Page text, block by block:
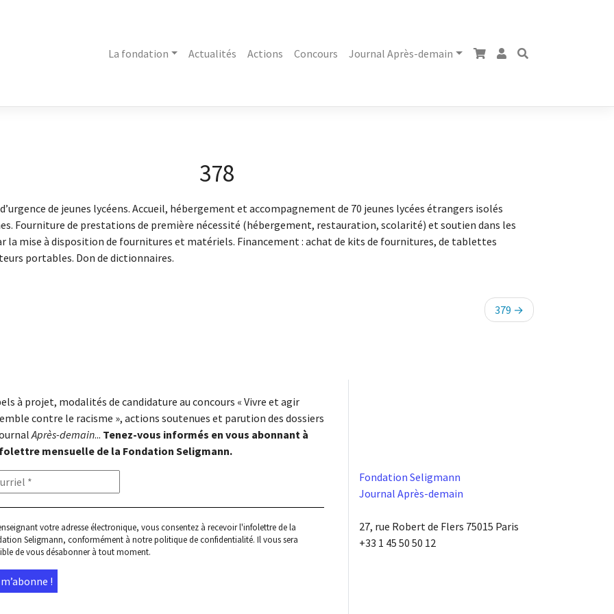
La fondation
Actualités Actions Concours Journal Après-demain
378
de jeunes lycéens. Accueil, hébergement et accompagnement de 70 jeunes lycées étrangers isolés
Fourniture de prestations de première nécessité (hébergement, restauration, scolarité) et soutien dans les
la mise à disposition de fournitures et matériels. Financement : achat de kits de fournitures, de tablettes
portables. Don de dictionnaires.
379
à projet, modalités de candidature au concours « Vivre et agir
contre le racisme », actions soutenues et parution des dossiers
Après-demain... Tenez-vous informés en vous abonnant à
mensuelle de la Fondation Seligmann.
votre adresse électronique, vous consentez à recevoir l'infolettre de la
Seligmann, conformément à notrepolitique de confidentialité. Il vous sera
de vous désabonner à tout moment.
Fondation Seligmann
Journal Après-demain
27, rue Robert de Flers 75015 Paris
+33 1 45 50 50 12